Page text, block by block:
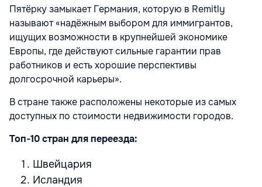
Пятёрку замыкает Германия, которую в Remitly
называют «надёжным выбором для иммигрантов,
ищущих возможности в крупнейшей экономике
Европы, где действуют сильные гарантии прав
работников и есть хорошие перспективы
долгосрочной карьеры».
В стране также расположены некоторые из самых
доступных по стоимости недвижимости городов.
Топ‑10 стран для переезда:
Швейцария
Исландия